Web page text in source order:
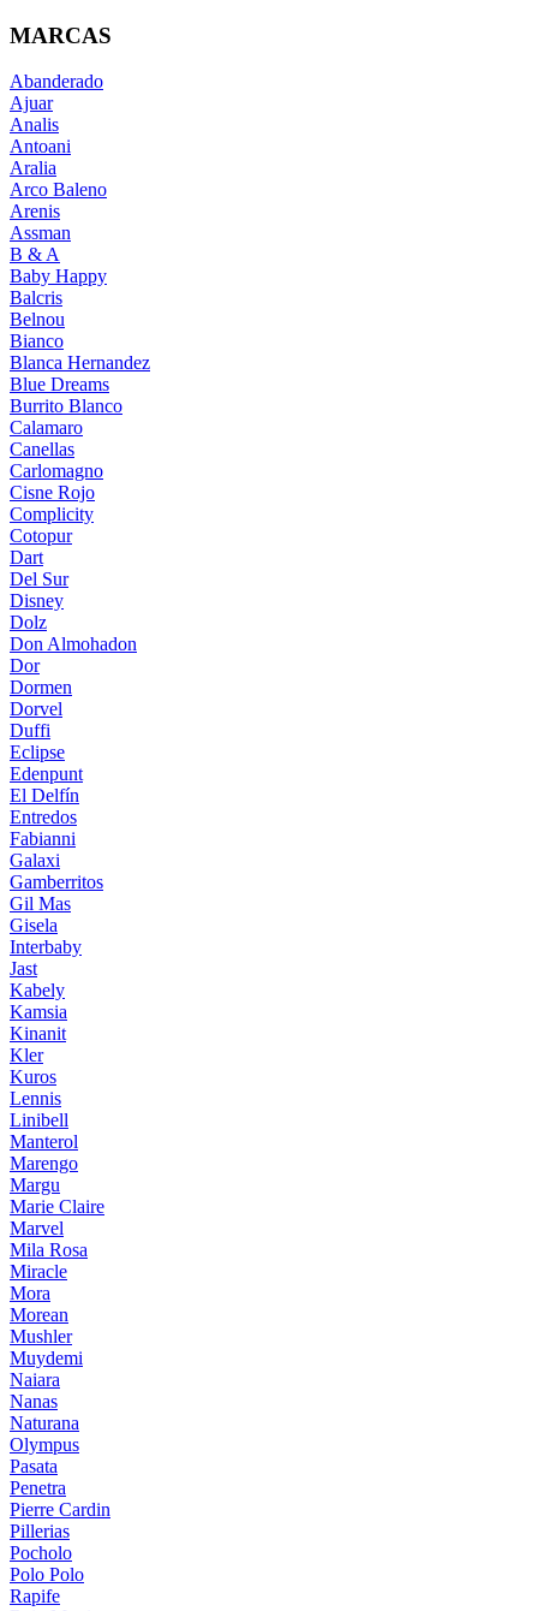
MARCAS
Abanderado
Ajuar
Analis
Antoani
Aralia
Arco Baleno
Arenis
Assman
B & A
Baby Happy
Balcris
Belnou
Bianco
Blanca Hernandez
Blue Dreams
Burrito Blanco
Calamaro
Canellas
Carlomagno
Cisne Rojo
Complicity
Cotopur
Dart
Del Sur
Disney
Dolz
Don Almohadon
Dor
Dormen
Dorvel
Duffi
Eclipse
Edenpunt
El Delfín
Entredos
Fabianni
Galaxi
Gamberritos
Gil Mas
Gisela
Interbaby
Jast
Kabely
Kamsia
Kinanit
Kler
Kuros
Lennis
Linibell
Manterol
Marengo
Margu
Marie Claire
Marvel
Mila Rosa
Miracle
Mora
Morean
Mushler
Muydemi
Naiara
Nanas
Naturana
Olympus
Pasata
Penetra
Pierre Cardin
Pillerias
Pocholo
Polo Polo
Rapife